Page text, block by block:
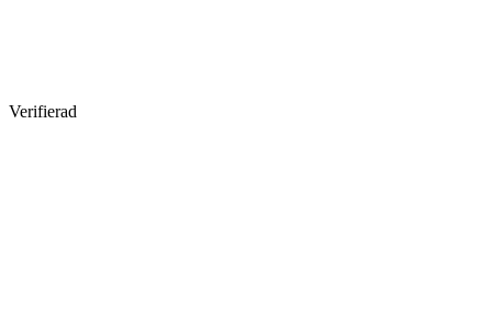
Verifierad